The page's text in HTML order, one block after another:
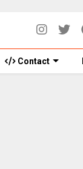
Contact